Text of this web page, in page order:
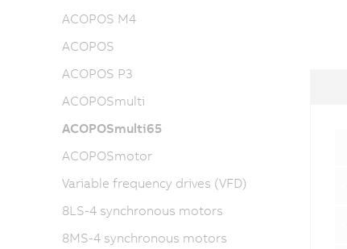
ACOPOS M4
ACOPOS
ACOPOS P3
ACOPOSmulti
ACOPOSmulti65
ACOPOSmotor
Variable frequency drives (VFD)
8LS-4 synchronous motors
8MS-4 synchronous motors